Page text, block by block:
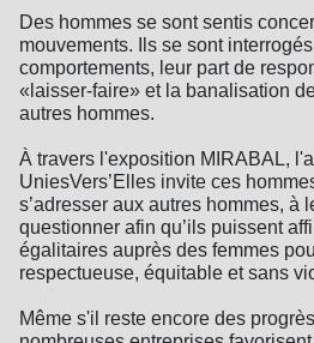
Des hommes se sont sentis
mouvements. Ils se sont
comportements, leur part de
«laisser-faire» et la banalisation
autres hommes.
À travers l'exposition MIRABAL,
UniesVers’Elles invite ces
s’adresser aux autres hommes, à
questionner afin qu’ils puissent
égalitaires auprès des femmes
respectueuse, équitable et sans
Même s'il reste encore des